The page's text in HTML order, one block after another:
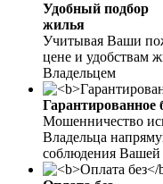
Удобный подбор
жилья
Учитывая Ваши
цене и удобствам
Владельцем
Гарантированное
Мошенничество
Владельца
соблюдения Вашей